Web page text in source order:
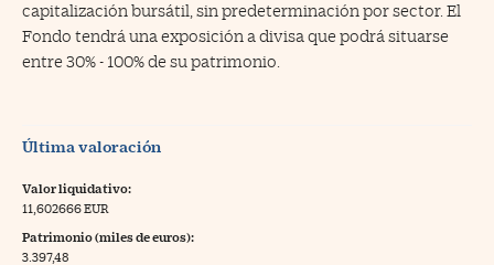
capitalización bursátil, sin predeterminación por sector. El
Fondo tendrá una exposición a divisa que podrá situarse
entre 30% - 100% de su patrimonio.
Última valoración
Valor liquidativo:
11,602666 EUR
Patrimonio (miles de euros):
3.397,48